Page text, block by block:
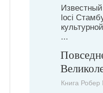
loci
...
Книга Робер